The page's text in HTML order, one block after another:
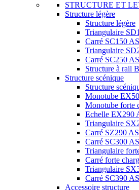
STRUCTURE ET
Structure légère
Structure légère
Triangulaire
Carré SC150
Triangulaire
Carré SC250
Structure à rail
Structure scénique
Structure
Monotube
Monotube forte
Echelle EX290
Triangulaire
Carré SZ290
Carré SC300
Triangulaire
Carré forte
Triangulaire
Carré SC390
Accessoire structure